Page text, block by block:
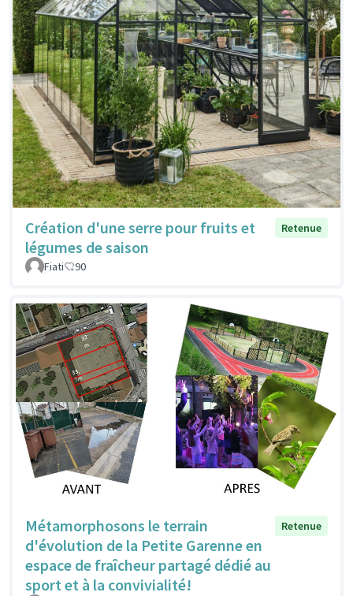
Création d'une serre pour fruits et
légumes de saison
Retenue
Fiati 90
Métamorphosons le terrain
d'évolution de la Petite Garenne en
espace de fraîcheur partagé dédié au
sport et à la convivialité!
Retenue